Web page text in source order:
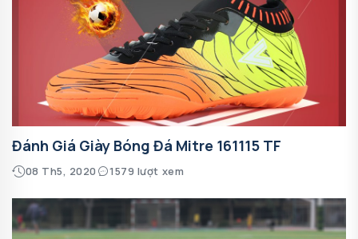
Đánh Giá Giày Bóng Đá Mitre 161115 TF
08 Th5, 2020 1579 lượt xem